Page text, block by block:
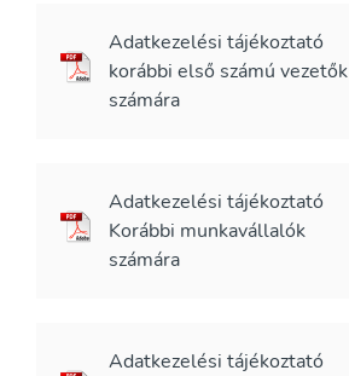
Adatkezelési tájékoztató
korábbi első számú vezetők
számára
Adatkezelési tájékoztató
Korábbi munkavállalók
számára
Adatkezelési tájékoztató